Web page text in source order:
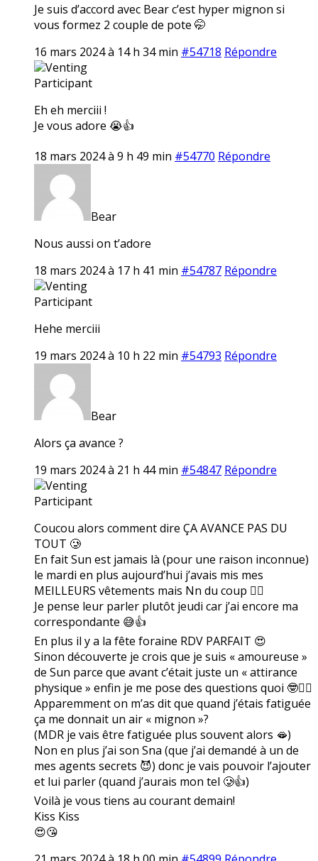
Je suis d’accord avec Bear c’est hyper mignon si
vous formez 2 couple de pote 🤭
16 mars 2024 à 14 h 34 min #54718 Répondre
Venting
Participant
Eh eh merciii !
Je vous adore 😭👍
18 mars 2024 à 9 h 49 min #54770 Répondre
Bear
Nous aussi on t’adore
18 mars 2024 à 17 h 41 min #54787 Répondre
Venting
Participant
Hehe merciii
19 mars 2024 à 10 h 22 min #54793 Répondre
Bear
Alors ça avance ?
19 mars 2024 à 21 h 44 min #54847 Répondre
Venting
Participant
Coucou alors comment dire ÇA AVANCE PAS DU
TOUT 🥲
En fait Sun est jamais là (pour une raison inconnue)
le mardi en plus aujourd’hui j’avais mis mes
MEILLEURS vêtements mais Nn du coup 🤷‍♀️
Je pense leur parler plutôt jeudi car j’ai encore ma
correspondante 😅👍
En plus il y a la fête foraine RDV PARFAIT 😍
Sinon découverte je crois que je suis « amoureuse »
de Sun parce que avant c’était juste un « attirance
physique » enfin je me pose des questions quoi 🤓🤷‍♀️
Apparemment on m’as dit que quand j’étais fatiguée
ça me donnait un air « mignon »?
(MDR je vais être fatiguée plus souvent alors 🫦)
Non en plus j’ai son Sna (que j’ai demandé à un de
mes agents secrets 😈) donc je vais pouvoir l’ajouter
et lui parler (quand j’aurais mon tel 🥲👍)
Voilà je vous tiens au courant demain!
Kiss Kiss
😍😘